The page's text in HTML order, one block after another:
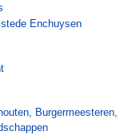
Enchuysen
Burgermeesteren,